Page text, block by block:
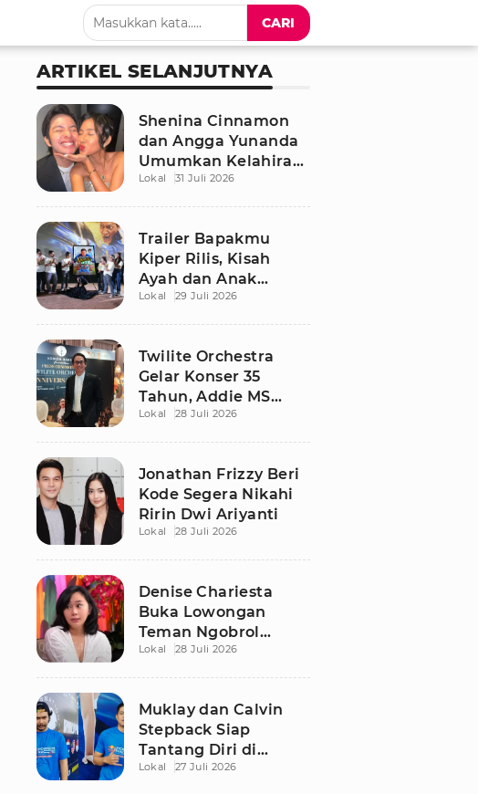
CARI
ARTIKEL SELANJUTNYA
Shenina Cinnamon
dan Angga Yunanda
Umumkan Kelahiran
Putra Pertama,
Lokal 31 Juli 2026
Trailer Bapakmu
Kiper Rilis, Kisah
Ayah dan Anak
Berdamai Lewat
Lokal 29 Juli 2026
Twilite Orchestra
Gelar Konser 35
Tahun, Addie MS
Ungkap Kisah Haru
Lokal 28 Juli 2026
Jonathan Frizzy Beri
Kode Segera Nikahi
Ririn Dwi Ariyanti
Lokal 28 Juli 2026
Denise Chariesta
Buka Lowongan
Teman Ngobrol
Bergaji Rp15 Juta, Ini
Lokal 28 Juli 2026
Muklay dan Calvin
Stepback Siap
Tantang Diri di
Kratingdaeng Red
Lokal 27 Juli 2026